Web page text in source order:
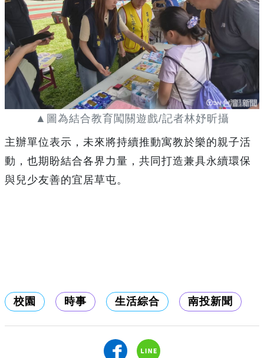
▲圖為結合教育闖關遊戲/記者林妤昕攝
主辦單位表示，未來將持續推動寓教於樂的親子活
動，也期盼結合各界力量，共同打造兼具永續環保
與兒少友善的宜居草屯。
校園 時事 生活綜合 南投新聞